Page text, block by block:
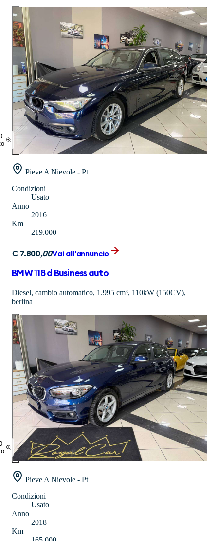
Pieve A Nievole - Pt
Condizioni
Usato
Anno
2016
Km
219.000
€ 7.800,00Vai all'annuncio
BMW 118 d Business auto
Diesel, cambio automatico, 1.995 cm³, 110kW (150CV),
berlina
Pieve A Nievole - Pt
Condizioni
Usato
Anno
2018
Km